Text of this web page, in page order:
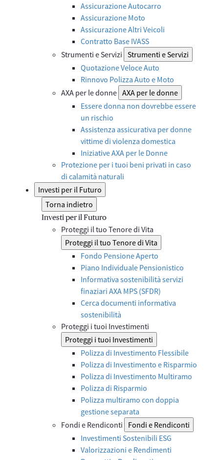
Assicurazione Autocarro
Assicurazione Moto
Assicurazione Altri Veicoli
Contratto Base IVASS
Strumenti e Servizi Strumenti e Servizi
Quotazione Veloce Auto
Rinnovo Polizza Auto e Moto
AXA per le donne AXA per le donne
Essere donna non dovrebbe essere
un rischio
Assistenza assicurativa per donne
vittime di violenza domestica
Iniziative AXA per le Donne
Protezione per i tuoi beni privati in caso
di calamità naturali
Investi per il Futuro
Torna indietro
Investi per il Futuro
Proteggi il tuo Tenore di Vita
Proteggi il tuo Tenore di Vita
Fondo Pensione Aperto
Piano Individuale Pensionistico
Informativa sostenibilità servizi
finaziari AXA MPS (SFDR)
Cerca documenti informativa
sostenibilità
Proteggi i tuoi Investimenti
Proteggi i tuoi Investimenti
Polizza di Investimento Flessibile
Polizza di Investimento e Risparmio
Polizza di Investimento Multiramo
Polizza di Risparmio
Polizza multiramo con doppia
gestione separata
Fondi e Rendiconti
Fondi e Rendiconti
Investimenti Sostenibili ESG
Valorizzazioni e Rendimenti